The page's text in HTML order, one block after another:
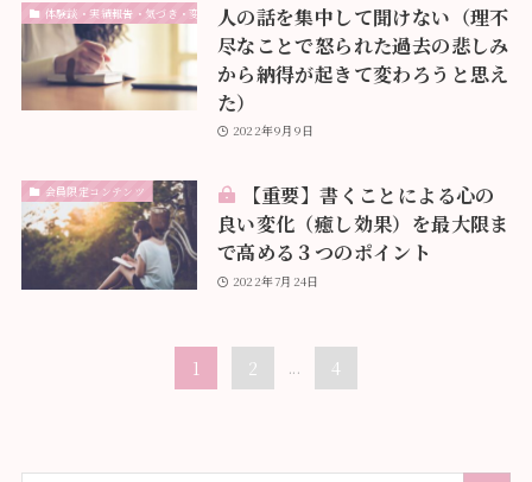
体験談・実績報告・気づき・変化
人の話を集中して聞けない（理不
尽なことで怒られた過去の悲しみ
から納得が起きて変わろうと思え
た）
2022年9月9日
会員限定コンテンツ
【重要】書くことによる心の
良い変化（癒し効果）を最大限ま
で高める３つのポイント
2022年7月24日
1 2 ... 4